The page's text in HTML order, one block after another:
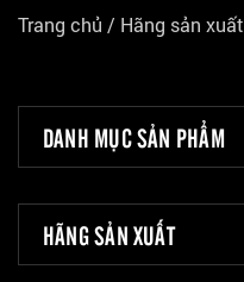
Trang chủ / Hãng sản xuất
DANH MỤC SẢN PHẨM
HÃNG SẢN XUẤT